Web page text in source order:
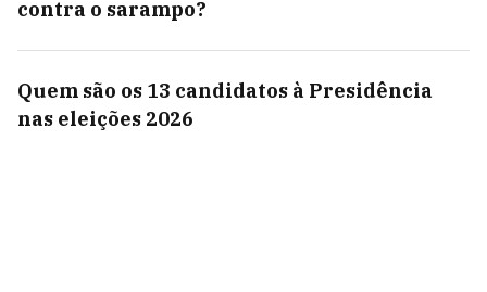
contra o sarampo?
Quem são os 13 candidatos à Presidência
nas eleições 2026